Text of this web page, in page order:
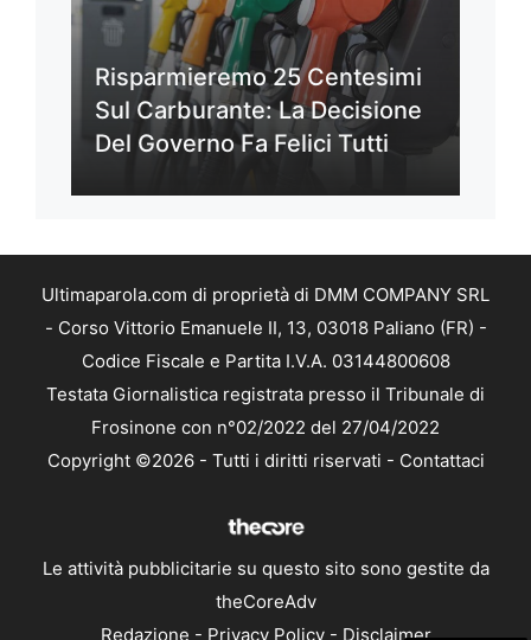
Risparmieremo 25 Centesimi
Sul Carburante: La Decisione
Del Governo Fa Felici Tutti
Ultimaparola.com di proprietà di DMM COMPANY SRL
- Corso Vittorio Emanuele II, 13, 03018 Paliano (FR) -
Codice Fiscale e Partita I.V.A. 03144800608
Testata Giornalistica registrata presso il Tribunale di
Frosinone con n°02/2022 del 27/04/2022
Copyright ©2026 - Tutti i diritti riservati - Contattaci
Le attività pubblicitarie su questo sito sono gestite da
theCoreAdv
Redazione - Privacy Policy- Disclaimer